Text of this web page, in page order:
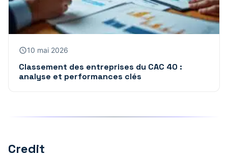
10 mai 2026
Classement des entreprises du CAC 40 :
analyse et performances clés
Credit